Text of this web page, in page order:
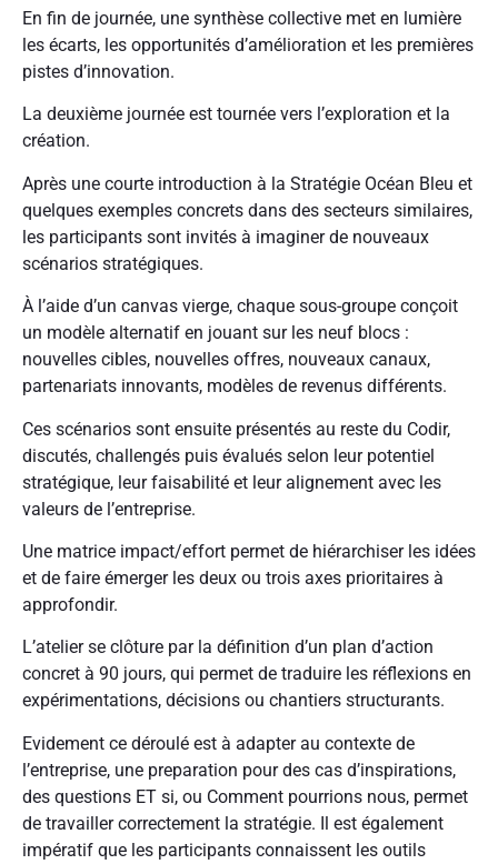
En fin de journée, une synthèse collective met en lumière
les écarts, les opportunités d’amélioration et les premières
pistes d’innovation.
La deuxième journée est tournée vers l’exploration et la
création.
Après une courte introduction à la Stratégie Océan Bleu et
quelques exemples concrets dans des secteurs similaires,
les participants sont invités à imaginer de nouveaux
scénarios stratégiques.
À l’aide d’un canvas vierge, chaque sous-groupe conçoit
un modèle alternatif en jouant sur les neuf blocs :
nouvelles cibles, nouvelles offres, nouveaux canaux,
partenariats innovants, modèles de revenus différents.
Ces scénarios sont ensuite présentés au reste du Codir,
discutés, challengés puis évalués selon leur potentiel
stratégique, leur faisabilité et leur alignement avec les
valeurs de l’entreprise.
Une matrice impact/effort permet de hiérarchiser les idées
et de faire émerger les deux ou trois axes prioritaires à
approfondir.
L’atelier se clôture par la définition d’un plan d’action
concret à 90 jours, qui permet de traduire les réflexions en
expérimentations, décisions ou chantiers structurants.
Evidement ce déroulé est à adapter au contexte de
l’entreprise, une preparation pour des cas d’inspirations,
des questions ET si, ou Comment pourrions nous, permet
de travailler correctement la stratégie. Il est également
impératif que les participants connaissent les outils